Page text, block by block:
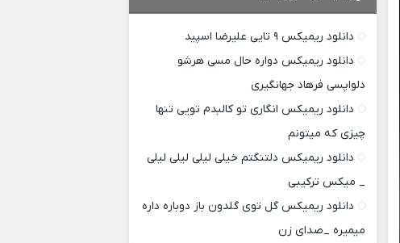
دانلود ریمیکس ۹ تایی علیرضا اسپید
دانلود ریمیکس دواره حال مسی هرشو
دلواپسی فرهاد جهانگیری
دانلود ریمیکس انگاری تو کالبدم تویی تنها
چیزی که میتونم
دانلود ریمیکس دلتنگتم خیلی لیلی لیلی لیلی
_ میکس ترکیبی
دانلود ریمیکس گل توی گلدون باز دوباره داره
میمیره _صدای زن